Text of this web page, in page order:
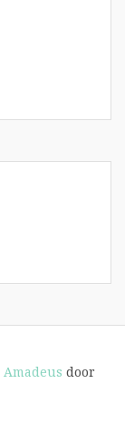
Amadeus door